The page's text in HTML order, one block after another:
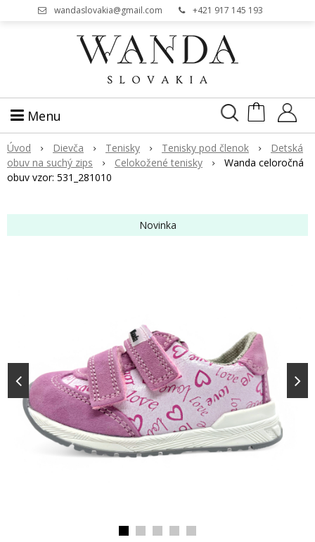
wandaslovakia@gmail.com +421 917 145 193
Menu
Úvod Dievča Tenisky Tenisky pod členok
Detsk
obuv na suchý zips
Celokožené tenisky
Wanda celoročn
obuv vzor: 531_281010
Novinka